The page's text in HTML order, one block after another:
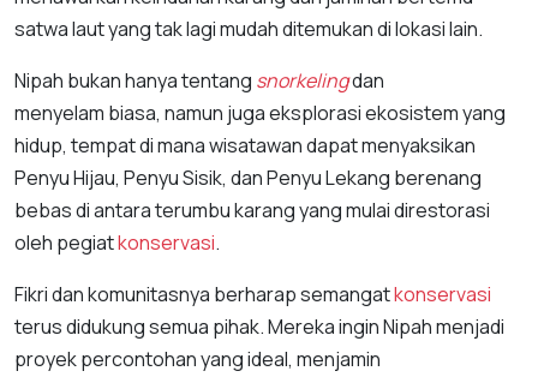
satwa laut yang tak lagi mudah ditemukan di lokasi lain.
Nipah bukan hanya tentang snorkelingdan
menyelam biasa, namun juga eksplorasi ekosistem yang
hidup, tempat di mana wisatawan dapat menyaksikan
Penyu Hijau, Penyu Sisik, dan Penyu Lekang berenang
bebas di antara terumbu karang yang mulai direstorasi
oleh pegiatkonservasi.
Fikri dan komunitasnya berharap semangatkonservasi
terus didukung semua pihak. Mereka ingin Nipah menjadi
proyek percontohan yang ideal, menjamin